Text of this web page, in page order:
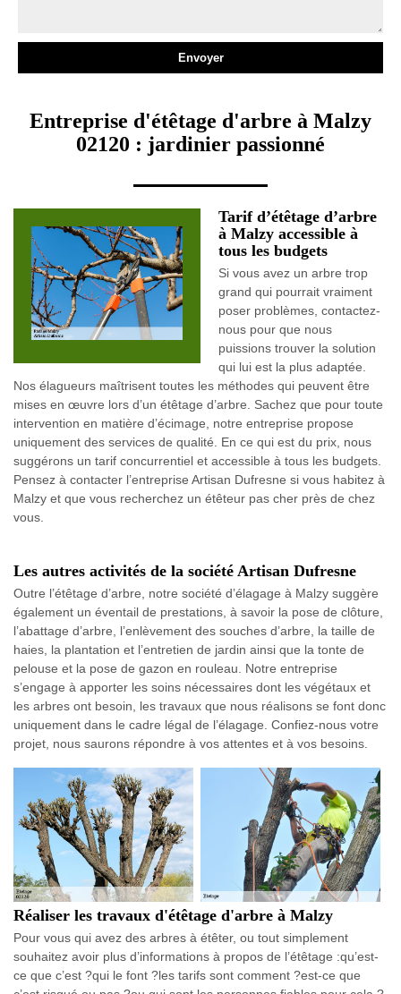
Entreprise d'étêtage d'arbre à Malzy
02120 : jardinier passionné
Tarif d’étêtage d’arbre
à Malzy accessible à
tous les budgets
Si vous avez un arbre trop
grand qui pourrait vraiment
poser problèmes, contactez-
nous pour que nous
puissions trouver la solution
qui lui est la plus adaptée.
Nos élagueurs maîtrisent toutes les méthodes qui peuvent être
mises en œuvre lors d’un étêtage d’arbre. Sachez que pour toute
intervention en matière d’écimage, notre entreprise propose
uniquement des services de qualité. En ce qui est du prix, nous
suggérons un tarif concurrentiel et accessible à tous les budgets.
Pensez à contacter l’entreprise Artisan Dufresne si vous habitez à
Malzy et que vous recherchez un étêteur pas cher près de chez
vous.
Les autres activités de la société Artisan Dufresne
Outre l’étêtage d’arbre, notre société d’élagage à Malzy suggère
également un éventail de prestations, à savoir la pose de clôture,
l’abattage d’arbre, l’enlèvement des souches d’arbre, la taille de
haies, la plantation et l’entretien de jardin ainsi que la tonte de
pelouse et la pose de gazon en rouleau. Notre entreprise
s’engage à apporter les soins nécessaires dont les végétaux et
les arbres ont besoin, les travaux que nous réalisons se font donc
uniquement dans le cadre légal de l’élagage. Confiez-nous votre
projet, nous saurons répondre à vos attentes et à vos besoins.
Réaliser les travaux d'étêtage d'arbre à Malzy
Pour vous qui avez des arbres à étêter, ou tout simplement
souhaitez avoir plus d’informations à propos de l’étêtage :qu’est-
ce que c’est ?qui le font ?les tarifs sont comment ?est-ce que